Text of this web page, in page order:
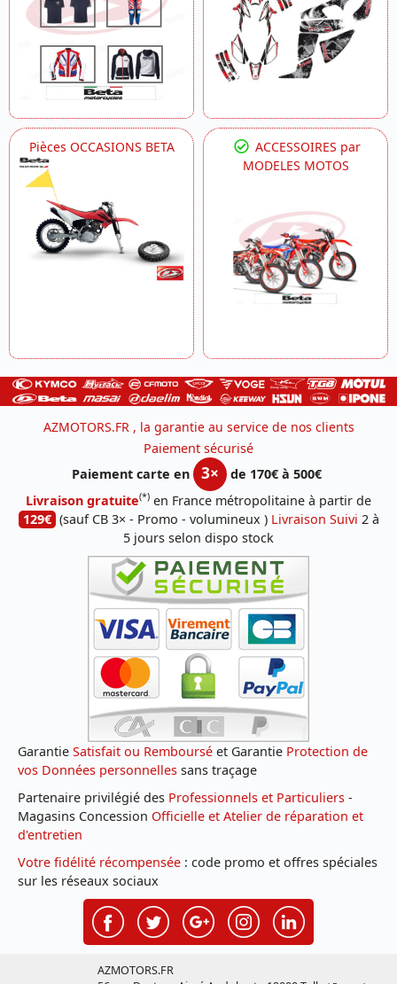
Pièces OCCASIONS BETA
ACCESSOIRES par
MODELES MOTOS
AZMOTORS.FR , la garantie au service de nos clients
Paiement sécurisé
Paiement carte en
3×
de 170€ à 500€
Livraison gratuite(*) en France métropolitaine à partir de
129€ (sauf CB 3× - Promo - volumineux ) Livraison Suivi 2 à
5 jours selon dispo stock
Garantie Satisfait ou Remboursé et Garantie Protection de
vos Données personnelles sans traçage
Partenaire privilégié des Professionnels et Particuliers -
Magasins Concession Officielle et Atelier de réparation et
d'entretien
Votre fidélité récompensée : code promo et offres spéciales
sur les réseaux sociaux
AZMOTORS.FR